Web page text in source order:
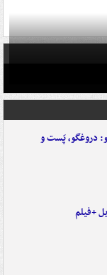
دروغگو، پَست‌ و
+فیلم